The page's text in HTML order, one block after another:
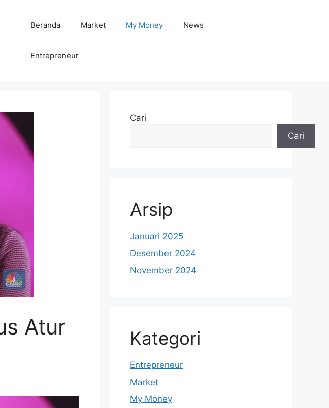
Beranda Market My Money News
Entrepreneur
Atur
Cari
Cari
Arsip
Januari 2025
Desember 2024
November 2024
Kategori
Entrepreneur
Market
My Money